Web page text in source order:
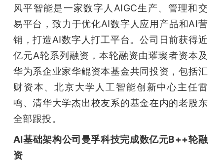
风平智能是一家数字人AIGC生产、管理和交
易平台，致力于优化AI数字人应用产品和AI营
销，打造AI数字人打工平台。公司日前获得近
亿元A轮系列融资，本轮融资由璀璨者资本及
华为系企业家华鲲资本基金共同投资，包括汇
财资本、北京大学人工智能创新中心主任雷
鸣、清华大学杰出校友系的基金在内的老股东
全部跟投。
AI基础架构公司曼孚科技完成数亿元B++轮融
资